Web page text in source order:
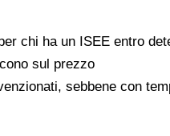
chi ha un ISEE entro
sul prezzo
sebbene con